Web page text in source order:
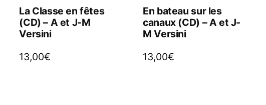
La Classe en fêtes
(CD) – A et J-M
Versini
13,00€
En bateau sur les
canaux (CD) – A et J-
M Versini
13,00€